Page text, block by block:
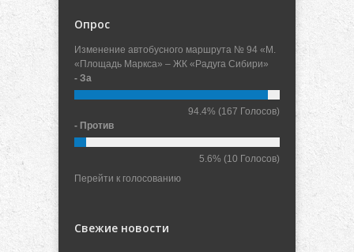
Опрос
Изменение автобусного маршрута № 94 «М.
«Площадь Маркса» – ЖК «Радуга Сибири»
- За
94.4% (167 Голосов)
- Против
5.6% (10 Голосов)
Перейти к голосованию
Свежие новости